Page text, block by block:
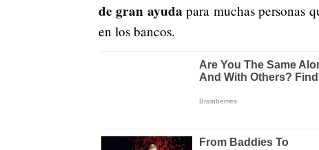
de gran ayudapara muchas personas
en los bancos.